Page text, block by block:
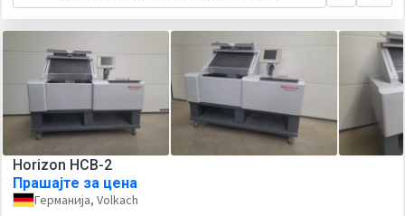
Horizon HCB-2
Прашајте за цена
Германија, Volkach